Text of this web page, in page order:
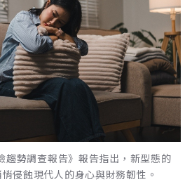
趨勢調查報告》報告指出，新型態的
侵蝕現代人的身心與財務韌性。